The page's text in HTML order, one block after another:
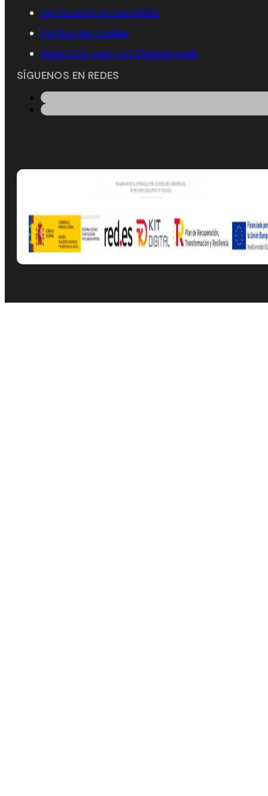
Declaración accesibilidad
Política de cookies
Desarrollo web por Piensaenweb
SÍGUENOS EN REDES